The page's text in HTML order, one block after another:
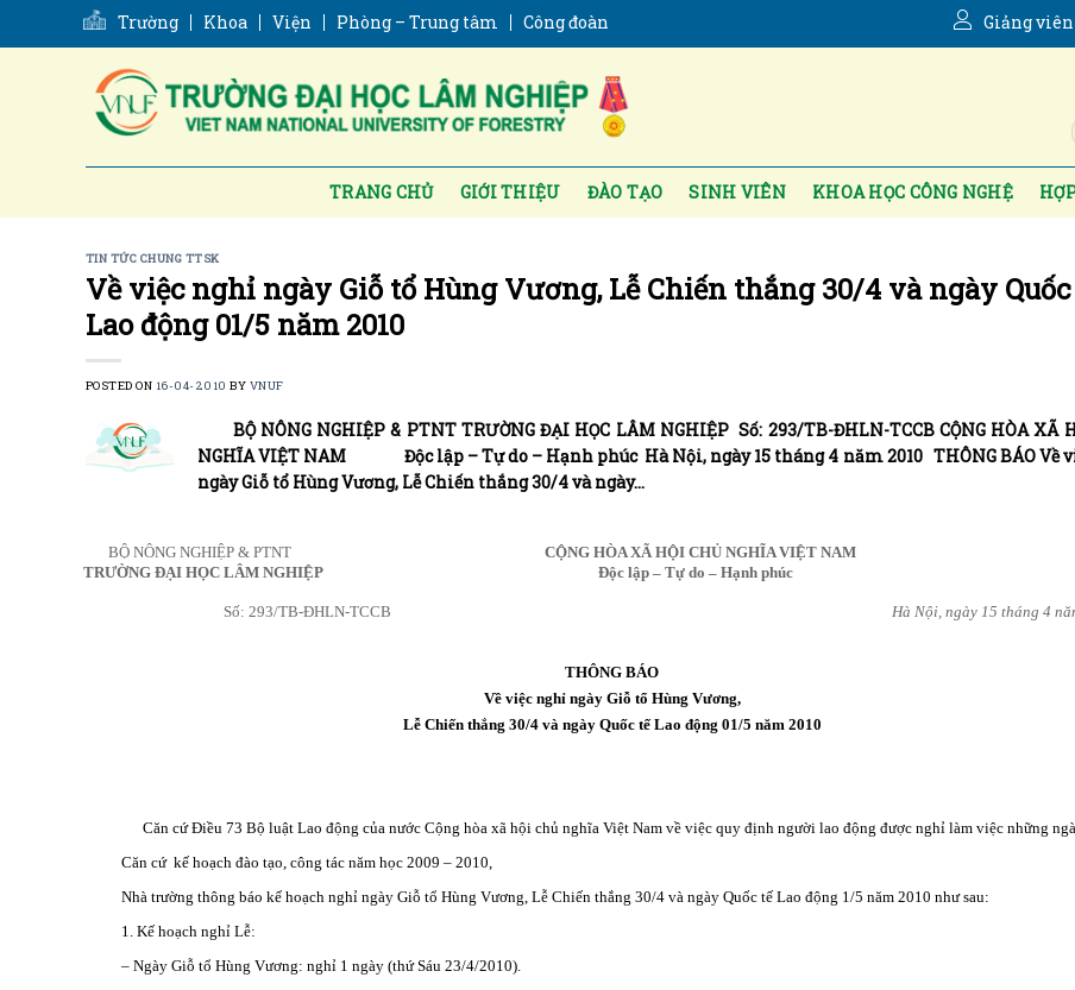
Trường Khoa Viện Phòng – Trung tâm Công đoàn Giảng
TRANG CHỦ GIỚI THIỆU ĐÀO TẠO SINH VIÊN KHOA HỌC CÔNG NGHỆ
TIN TỨC CHUNG TTSK
Về việc nghỉ ngày Giỗ tổ Hùng Vương, Lễ Chiến thắng 30/4 và ngày
Lao động 01/5 năm 2010
POSTED ON 16-04-2010 BY VNUF
BỘ NÔNG NGHIỆP & PTNT TRƯỜNG ĐẠI HỌC LÂM NGHIỆP Số: 293/TB-ĐHLN-TCCB CỘNG HÒA XÃ
NGHĨA VIỆT NAM Độc lập – Tự do – Hạnh phúc Hà Nội, ngày 15 tháng 4 năm 2010 THÔNG BÁO Về
ngày Giỗ tổ Hùng Vương, Lễ Chiến thắng 30/4 và ngày…
BỘ NÔNG NGHIỆP & PTNT
TRƯỜNG ĐẠI HỌC LÂM NGHIỆP
Số: 293/TB-ĐHLN-TCCB
CỘNG HÒA XÃ HỘI CHỦ NGHĨA VIỆT NAM
Độc lập – Tự do – Hạnh phúc
Hà Nội, ngày 15 tháng 4
THÔNG BÁO
Về việc nghỉ ngày Giỗ tổ Hùng Vương,
Lễ Chiến thắng 30/4 và ngày Quốc tế Lao động 01/5 năm 2010
Căn cứ Điều 73 Bộ luật Lao động của nước Cộng hòa xã hội chủ nghĩa Việt Nam về việc quy định người lao động được nghỉ làm việc những
Căn cứ kế hoạch đào tạo, công tác năm học 2009 – 2010,
Nhà trường thông báo kế hoạch nghỉ ngày Giỗ tổ Hùng Vương, Lễ Chiến thắng 30/4 và ngày Quốc tế Lao động 1/5 năm 2010 như sau:
1. Kế hoạch nghỉ Lễ:
– Ngày Giỗ tổ Hùng Vương: nghỉ 1 ngày (thứ Sáu 23/4/2010).